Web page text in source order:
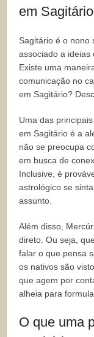
em Sagitário
Sagitário é o nono
associado a ideias
Existe uma
comunicação no
em Sagitário?
Uma das
em Sagitário é a
não se preocupa
em busca de
Inclusive, é
astrológico se
assunto.
Além disso,
direto. Ou seja,
falar o que pensa
os nativos são
que agem por
alheia para
O que uma